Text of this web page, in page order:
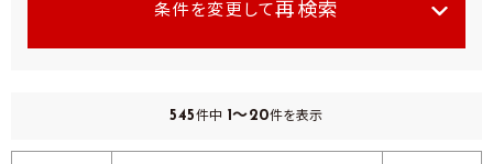
条件を変更して 再検索
545件中 1～20件を表示